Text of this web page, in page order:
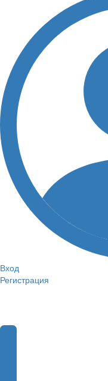
Вход
Регистрация